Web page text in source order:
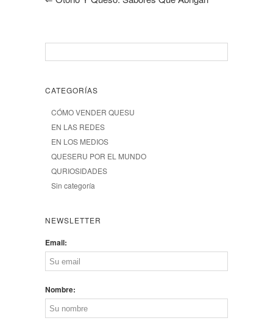
CATEGORÍAS
CÓMO VENDER QUESU
EN LAS REDES
EN LOS MEDIOS
QUESERU POR EL MUNDO
QURIOSIDADES
Sin categoría
NEWSLETTER
Email:
Nombre: